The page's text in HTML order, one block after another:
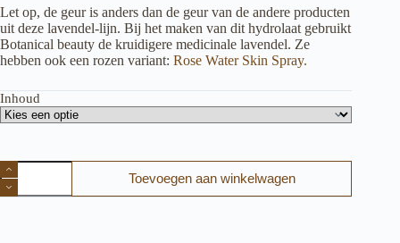
Let op, de geur is anders dan de geur van de andere producten
uit deze lavendel-lijn. Bij het maken van dit hydrolaat gebruikt
Botanical beauty de kruidigere medicinale lavendel. Ze
hebben ook een rozen variant: Rose Water Skin Spray.
Inhoud
Lavendel
Skin
Spray
Toevoegen aan winkelwagen